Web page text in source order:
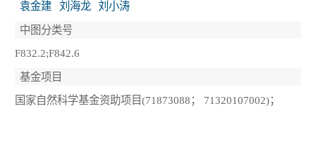
袁金建
刘海龙
刘小涛
中图分类号
F832.2;F842.6
基金项目
国家自然科学基金资助项目(71873088； 71320107002)；